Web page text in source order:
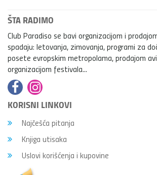
ŠTA RADIMO
Club Paradiso se bavi organizacijom i
spadaju: letovanja, zimovanja, programi za
posete evropskim metropolama, prodajom
organizacijom festivala...
KORISNI LINKOVI
Najčešća pitanja
Knjiga utisaka
Uslovi korišćenja i kupovine